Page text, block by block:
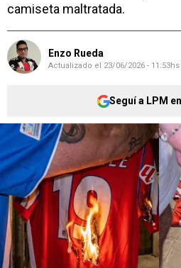
camiseta maltratada.
Enzo Rueda
Actualizado el 23/06/2026 - 11:53hs
Seguí a LPM